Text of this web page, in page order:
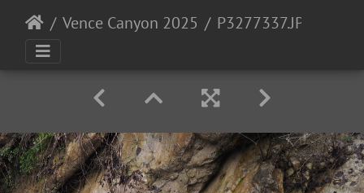
Vence Canyon 2025 P3277337.JPG